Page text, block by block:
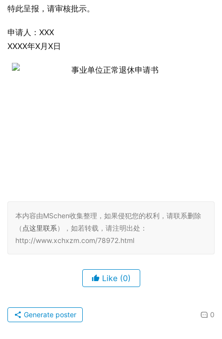
特此呈报，请审核批示。
申请人：XXX
XXXX年X月X日
本内容由MSchen收集整理，如果侵犯您的权利，请联系删除
（ 点这里联系），如若转载，请注明出处：
http://www.xchxzm.com/78972.html
Like (0)
0
Generate poster